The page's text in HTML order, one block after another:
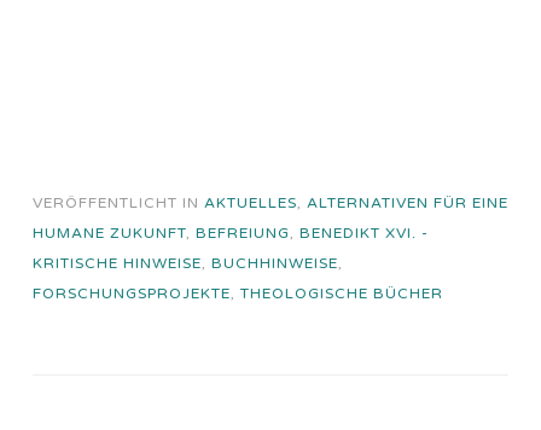
VERÖFFENTLICHT IN AKTUELLES, ALTERNATIVEN FÜR EINE
HUMANE ZUKUNFT, BEFREIUNG, BENEDIKT XVI. -
KRITISCHE HINWEISE, BUCHHINWEISE,
FORSCHUNGSPROJEKTE, THEOLOGISCHE BÜCHER